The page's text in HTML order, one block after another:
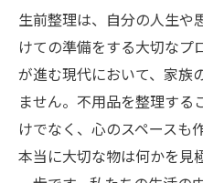
準備の先に待つ安ら
理
あなたに合った生前
に
生前整理は、自分の人生や
けての準備をする大切なプ
が進む現代において、家族
ません。不用品を整理する
けでなく、心のスペースも
本当に大切な物は何かを見